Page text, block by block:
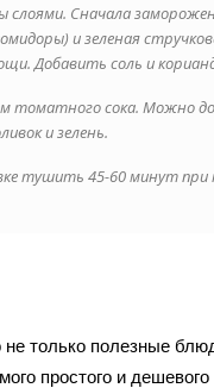
Сначала
и зеленая
Добавить соль и
томатного сока. Можно
и зелень.
тушить 45-60 минут
не только полезные
простого и